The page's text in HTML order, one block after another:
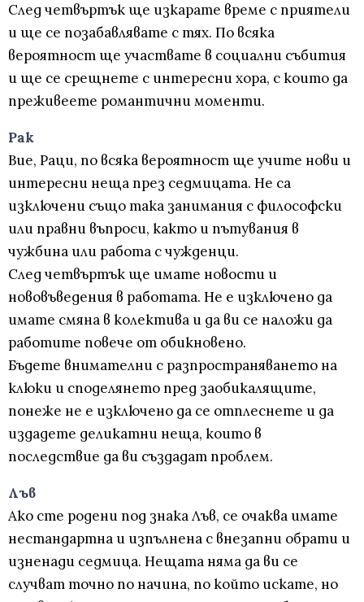
След четвъртък ще изкарате време с приятели
и ще се позабавлявате с тях. По всяка
вероятност ще участвате в социални събития
и ще се срещнете с интересни хора, с които да
преживеете романтични моменти.
Рак
Вие, Раци, по всяка вероятност ще учите нови и
интересни неща през седмицата. Не са
изключени също така занимания с философски
или правни въпроси, както и пътувания в
чужбина или работа с чужденци.
След четвъртък ще имате новости и
нововъведения в работата. Не е изключено да
имате смяна в колектива и да ви се наложи да
работите повече от обикновено.
Бъдете внимателни с разпространяването на
клюки и споделянето пред заобикалящите,
понеже не е изключено да се отплеснете и да
издадете деликатни неща, които в
последствие да ви създадат проблем.
Лъв
Ако сте родени под знака Лъв, се очаква имате
нестандартна и изпълнена с внезапни обрати и
изненади седмица. Нещата няма да ви се
случват точно по начина, по който искате, но